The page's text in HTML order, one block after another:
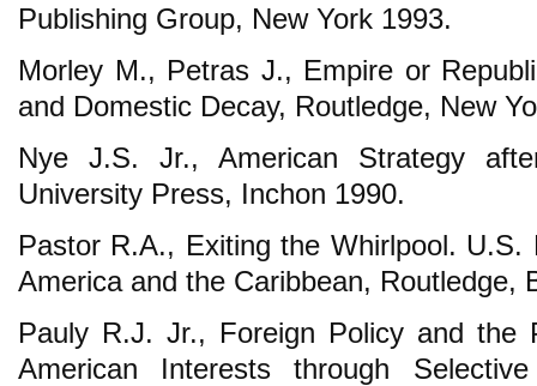
Publishing Group, New York 1993.
Morley M., Petras J., Empire or
and Domestic Decay, Routledge, New
Nye J.S. Jr., American Strategy
University Press, Inchon 1990.
Pastor R.A., Exiting the Whirlpool. U.S.
America and the Caribbean, Routledge,
Pauly R.J. Jr., Foreign Policy and the
American Interests through